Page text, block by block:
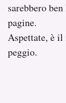
sarebbero
pagine.
Aspettate, è
peggio.